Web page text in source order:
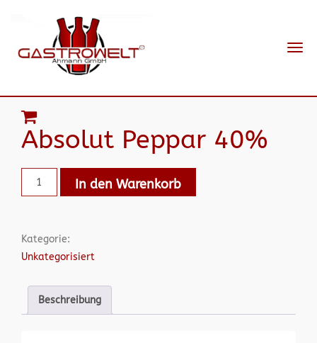
Absolut Peppar 40%
In den Warenkorb
Kategorie:
Unkategorisiert
Beschreibung